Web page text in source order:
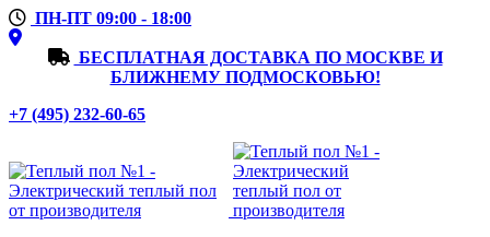
ПН-ПТ 09:00 - 18:00
БЕСПЛАТНАЯ ДОСТАВКА ПО МОСКВЕ И
БЛИЖНЕМУ ПОДМОСКОВЬЮ!
+7 (495) 232-60-65